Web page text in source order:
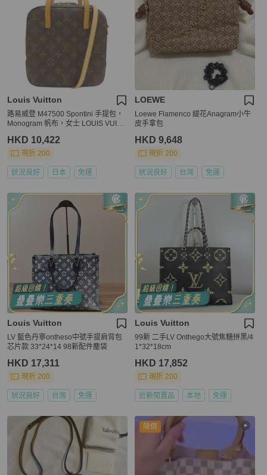
Louis Vuitton
路易威登 M47500 Spontini 手提包，
Monogram 帆布，女士 LOUIS VUITT
HKD 10,422
現折 200
狀況良好 日本 免運
LOEWE
Loewe Flamenco 緹花Anagram小牛
皮手拿包
HKD 9,648
現折 200
狀況良好 台灣 免運
Louis Vuitton
LV 藍色丹寧ontheso中號手提肩背包
芯片款 33*24*14 98新配件塵袋
HKD 17,311
現折 200
狀況良好 台灣 免運
Louis Vuitton
99新 二手LV Onthego大號焦糖拼黑/4
1*32*18cm
HKD 17,852
現折 200
近新閒置品 本地 免運
降價